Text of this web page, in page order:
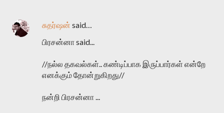
சுதர்ஷன் said…
பிரசன்னா said...
//நல்ல தகவல்கள்.. கண்டிப்பாக இருப்பார்கள் என்றே
எனக்கும் தோன்றுகிறது//
நன்றி பிரசன்னா ...